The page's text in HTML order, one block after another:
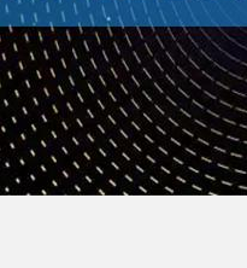
14311.01 200.89